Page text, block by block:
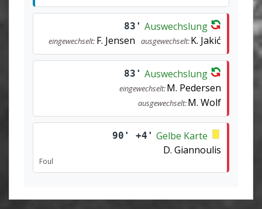
83' Auswechslung
eingewechselt: F. Jensen ausgewechselt:K. Jakić
83' Auswechslung
eingewechselt:M. Pedersen
ausgewechselt:M. Wolf
90' +4' Gelbe Karte
D. Giannoulis
Foul